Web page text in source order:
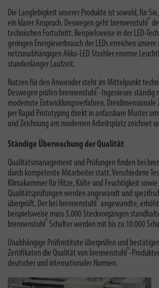
Die Langlebigkeit unserer Produkte ist sowohl, für
ein klarer Anspruch. Deswegen geht brennenstuhl®
technischen Fortschritt. Beispielsweise in der LED-
geringen Energieverbrauch der LEDs erreichen
netzunabhängigen Akku-LED Strahler enorme
stundenlanger Laufzeit.
Nutzen für den Anwender steht im Mittelpunkt
Deswegen prüfen brennenstuhl®-Ingenieure ständig
modernste Entwicklungsverfahren. Dreidimensionale
per Rapid Prototyping direkt in anfassbare Muster
und Zeichnung am modernen Arbeitsplatz zeichnet
Ständige Überwachung der Qualität
Qualitätsmanagement und Prüfungen finden bei
durch kompetente Mitarbeiter statt. Verschiedene
Klimakammer für Hitze, Kälte und Feuchtigkeit sowie
Qualitätsprüfungen werden angewandt und
überprüft. Der bei brennenstuhl® angewandte,
beispielsweise muss 5.000 Steckvorgängen
brennenstuhl® Schalter werden mit bis zu 10.000
Unabhängige Prüfinstitute überprüfen und
Zertifikaten die Qualität von brennenstuhl®-
deutscher und internationaler Normen.